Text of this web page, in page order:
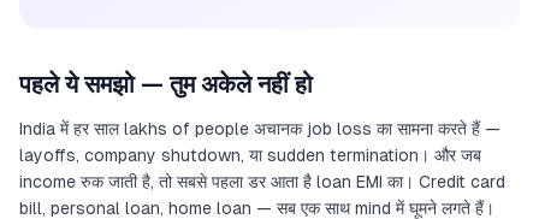
पहले ये समझो — तुम अकेले नहीं हो
India में हर साल lakhs of people अचानक job loss का सामना करते हैं —
layoffs, company shutdown, या sudden termination। और जब
income रुक जाती है, तो सबसे पहला डर आता है loan EMI का। Credit card
bill, personal loan, home loan — सब एक साथ mind में घूमने लगते हैं।